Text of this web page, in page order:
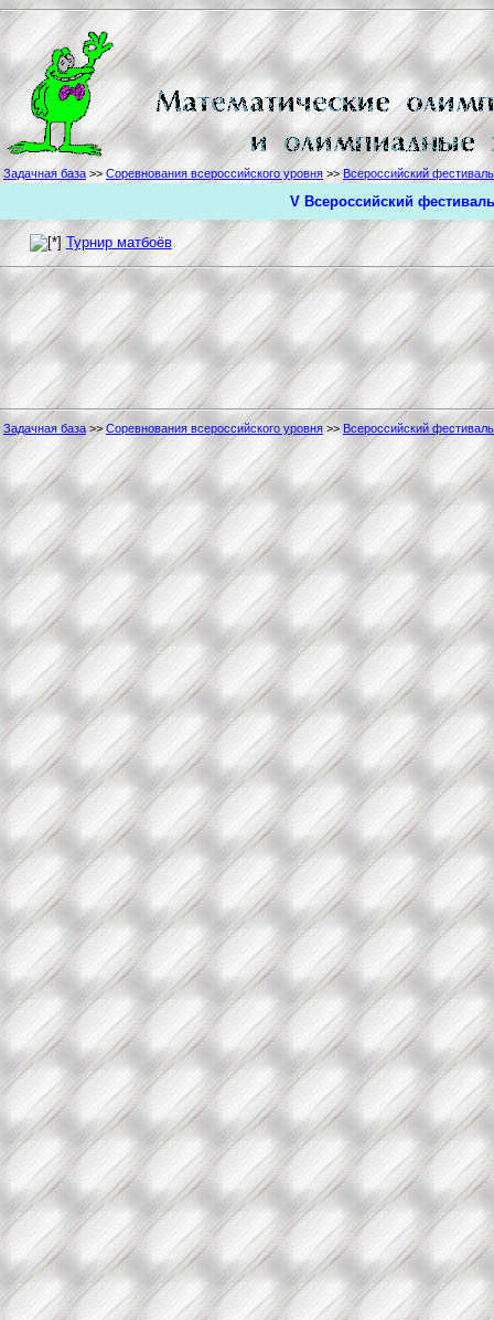
Задачная база>> Соревнования всероссийского уровня >>Всероссийский
V Всероссийский
Турнир матбоёв
Задачная база>>Соревнования всероссийского уровня>>Всероссийский